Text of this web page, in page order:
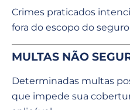
Crimes praticados
fora do escopo do
MULTAS NÃO
Determinadas multas
que impede sua